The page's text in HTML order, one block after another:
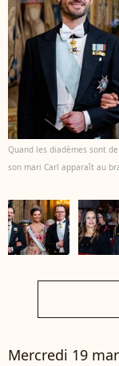
Quand les diadèmes sont
son mari Carl apparaît au
Mercredi 19